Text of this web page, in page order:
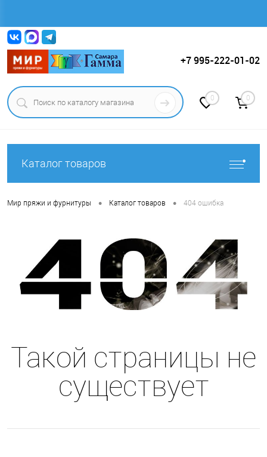
+7 995-222-01-02
0 0
Каталог товаров
Мир пряжи и фурнитуры • Каталог товаров • 404 ошибка
Такой страницы не
существует